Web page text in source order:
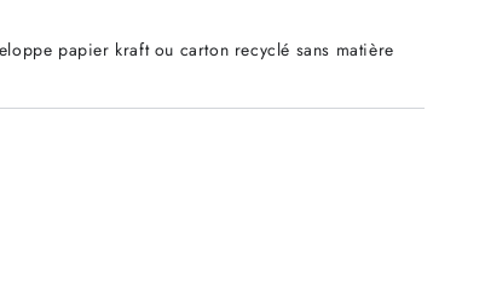
papier kraft ou carton recyclé sans matière